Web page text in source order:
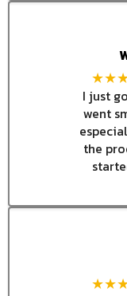
I just
went
the